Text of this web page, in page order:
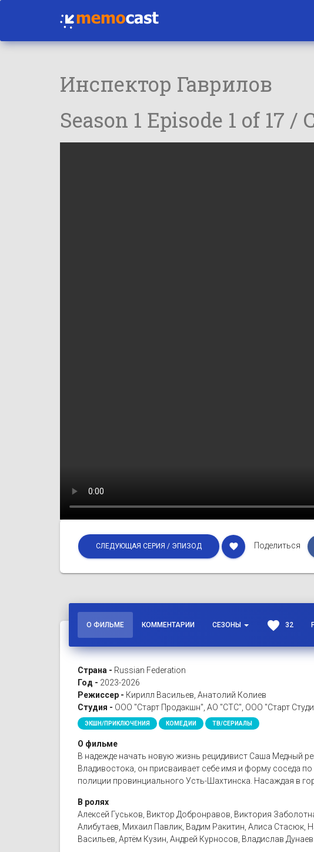
Инспектор Гаврилов
Season 1 Episode 1 of 17 /
СЛЕДУЮЩАЯ СЕРИЯ / ЭПИЗОД favorite Поделиться
О ФИЛЬМЕ КОММЕНТАРИИ СЕЗОНЫ favorite 32
Страна - Russian Federation
Год - 2023-2026
Режиссер - Кирилл Васильев, Анатолий Колиев
Студия - ООО "Старт Продакшн", АО "СТС", ООО "Старт
ЭКШН/ПРИКЛЮЧЕНИЯ КОМЕДИИ ТВ/СЕРИАЛЫ
О фильме
В надежде начать новую жизнь рецидивист Саша Медный
Владивостока, он присваивает себе имя и форму соседа
полиции провинциального Усть-Шахтинска. Насаждая в
В ролях
Алексей Гуськов, Виктор Добронравов, Виктория
Алибутаев, Михаил Павлик, Вадим Ракитин, Алиса Стасюк,
Васильев, Артём Кузин, Андрей Курносов, Владислав Дунаев